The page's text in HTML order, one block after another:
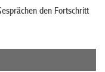
den Fortschritt